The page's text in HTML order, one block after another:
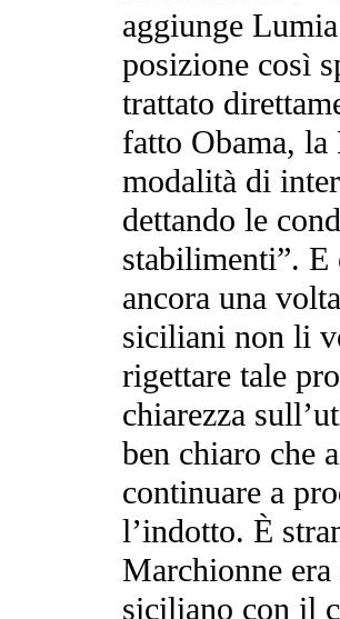
aggiunge
posizione così
trattato
fatto Obama,
modalità di
dettando le
stabilimenti”.
ancora una
siciliani non li
rigettare tale
chiarezza
ben chiaro che
continuare a
l’indotto. È
Marchionne
siciliano con il